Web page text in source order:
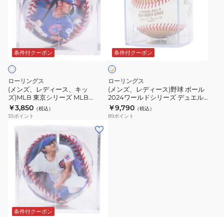
WBC
カ
ボ
ー
ル
日
本
り
ズ
チ
ャ
ン
ピ
オ
ス、
キ
ッ
ズ)MLB
東
京
MLB
WORLD
TOKYO
条件付クーポン
ローリングス
(メンズ、レディース、キッ
ズ)MLB 東京シリーズ MLB
WORLD TOUR TOKYO SERIES
鈴木誠也選手 レプリカボール
9426504 LPBBWTT5SS27
￥3,850 （税込）
35ポイント
ス)
野
球
ボ
ー
ル
条件付クーポン
ホ
ワ
イ
ゴ
ー
ル
ド
ローリングス
(メンズ、レディース)野球 ボール
2024ワールドシリーズ デュエル
ボール キューブ R00710003-
WSBB24DL-R
￥9,790 （税込）
89ポイント
ズ、
ス)MLB
条件付クーポン